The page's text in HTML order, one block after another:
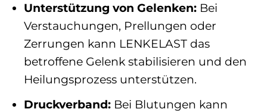
Unterstützung von Gelenken:Bei
Verstauchungen, Prellungen oder
Zerrungen kann LENKELAST das
betroffene Gelenk stabilisieren und den
Heilungsprozess unterstützen.
Druckverband:Bei Blutungen kann